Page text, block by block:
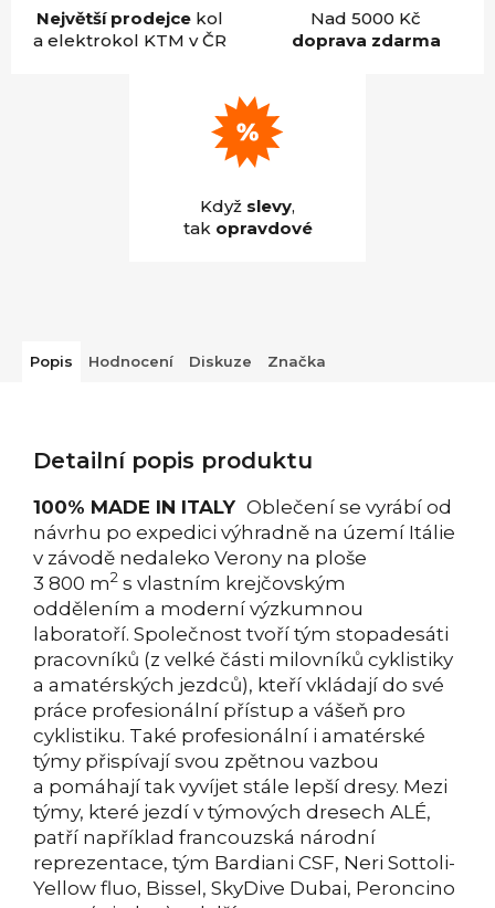
Největší prodejcekol
a elektrokol KTM v ČR
Nad 5000 Kč
doprava zdarma
Když slevy,
tak opravdové
Popis Hodnocení Diskuze Značka
Detailní popis produktu
100% MADE IN ITALY Oblečení se vyrábí od
návrhu po expedici výhradně na území Itálie
v závodě nedaleko Verony na ploše
3 800 m2 s vlastním krejčovským
oddělením a moderní výzkumnou
laboratoří. Společnost tvoří tým stopadesáti
pracovníků (z velké části milovníků cyklistiky
a amatérských jezdců), kteří vkládají do své
práce profesionální přístup a vášeň pro
cyklistiku. Také profesionální i amatérské
týmy přispívají svou zpětnou vazbou
a pomáhají tak vyvíjet stále lepší dresy. Mezi
týmy, které jezdí v týmových dresech ALÉ,
patří například francouzská národní
reprezentace, tým Bardiani CSF, Neri Sottoli-
Yellow fluo, Bissel, SkyDive Dubai, Peroncino